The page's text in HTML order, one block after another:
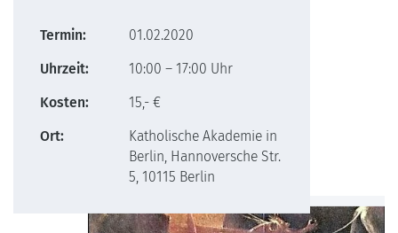
Termin:
01.02.2020
Uhrzeit:
10:00 – 17:00 Uhr
Kosten:
15,- €
Ort:
Katholische Akademie in
Berlin, Hannoversche Str.
5, 10115 Berlin